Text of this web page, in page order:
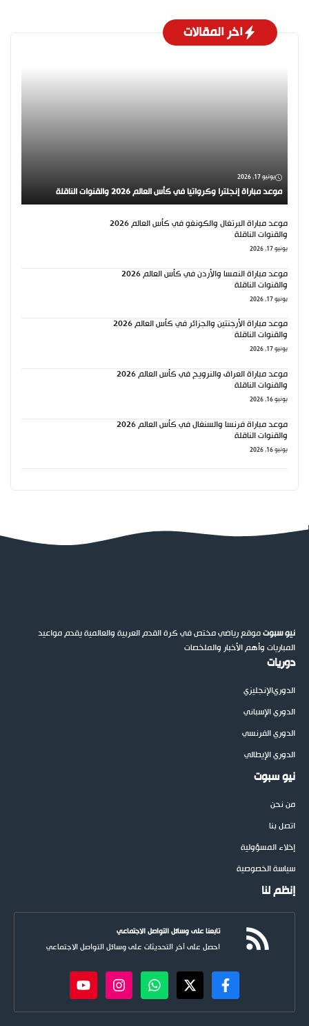
اخر المقالات
يونيو 17, 2026
موعد مباراة إنجلترا وكرواتيا في كأس العالم 2026 والقنوات الناقلة
موعد مباراة البرتغال والكونغو في كأس العالم 2026
والقنوات الناقلة
يونيو 17, 2026
موعد مباراة النمسا والأردن في كأس العالم 2026
والقنوات الناقلة
يونيو 17, 2026
موعد مباراة الأرجنتين والجزائر في كأس العالم 2026
والقنوات الناقلة
يونيو 17, 2026
موعد مباراة العراق والنرويج في كأس العالم 2026
والقنوات الناقلة
يونيو 16, 2026
موعد مباراة فرنسا والسنغال في كأس العالم 2026
والقنوات الناقلة
يونيو 16, 2026
نيو سبوتموقع رياضي مختص في كرة القدم العربية والعالمية يقدم مواعيد
المباريات وأهم الأخبار والملخصات
دوريات
الدوريالإنجليزي
الدوري الإسباني
الدوري الفرنسي
الدوري الإيطالي
نيو سبوت
من نحن
اتصل بنا
إخلاء المسؤولية
سياسة الخصوصية
إنظم لنا
تابعنا على وسائل التواصل الاجتماعي
احصل على آخر التحديثات على وسائل التواصل الاجتماعي